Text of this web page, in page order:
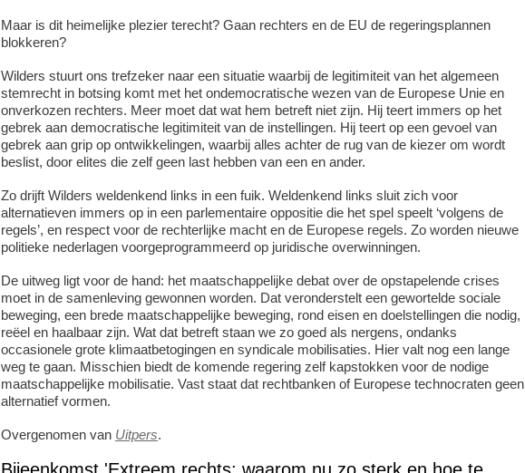
Maar is dit heimelijke plezier terecht? Gaan rechters en de EU de regeringsplannen
blokkeren?
Wilders stuurt ons trefzeker naar een situatie waarbij de legitimiteit van het algemeen
stemrecht in botsing komt met het ondemocratische wezen van de Europese Unie en
onverkozen rechters. Meer moet dat wat hem betreft niet zijn. Hij teert immers op het
gebrek aan democratische legitimiteit van de instellingen. Hij teert op een gevoel van
gebrek aan grip op ontwikkelingen, waarbij alles achter de rug van de kiezer om wordt
beslist, door elites die zelf geen last hebben van een en ander.
Zo drijft Wilders weldenkend links in een fuik. Weldenkend links sluit zich voor
alternatieven immers op in een parlementaire oppositie die het spel speelt ‘volgens de
regels’, en respect voor de rechterlijke macht en de Europese regels. Zo worden nieuwe
politieke nederlagen voorgeprogrammeerd op juridische overwinningen.
De uitweg ligt voor de hand: het maatschappelijke debat over de opstapelende crises
moet in de samenleving gewonnen worden. Dat veronderstelt een gewortelde sociale
beweging, een brede maatschappelijke beweging, rond eisen en doelstellingen die nodig,
reëel en haalbaar zijn. Wat dat betreft staan we zo goed als nergens, ondanks
occasionele grote klimaatbetogingen en syndicale mobilisaties. Hier valt nog een lange
weg te gaan. Misschien biedt de komende regering zelf kapstokken voor de nodige
maatschappelijke mobilisatie. Vast staat dat rechtbanken of Europese technocraten geen
alternatief vormen.
Overgenomen van Uitpers.